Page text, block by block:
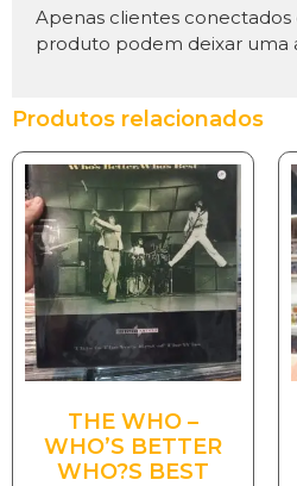
Apenas clientes
produto podem deixar uma
Produtos relacionados
THE WHO –
WHO’S BETTER
WHO?S BEST